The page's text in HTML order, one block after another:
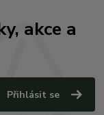
akce a
Přihlásit se